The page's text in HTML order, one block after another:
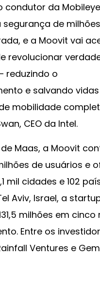
condutor da
de
e a Moovit vai
revolucionar
reduzindo o
e salvando
mobilidade
CEO da Intel.
Maas, a Moovit
de usuários e
mil cidades e 102
Aviv, Israel, a
milhões em
Entre os
Ventures e